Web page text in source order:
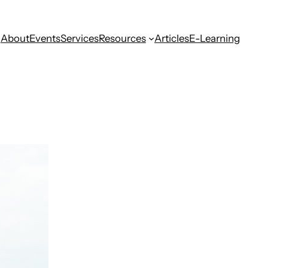
AboutEventsServicesResources ArticlesE-Learning